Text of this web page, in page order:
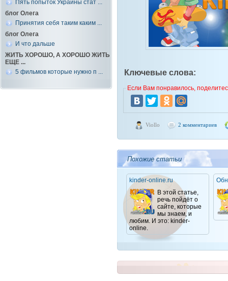
Пять попыток Украины стат ...
блог Олега
Принятия себя таким каким ...
блог Олега
И что дальше
ЖИТЬ ХОРОШО, А ХОРОШО ЖИТЬ
ЕЩЕ ...
5 фильмов которые нужно п ...
Ключевые слова:
Если Вам понравилось,
Viollo 2 комментариев
Похожие статьи
kinder-online.ru
В этой статье,
речь пойдёт о
сайте, которые
мы знаем, и
любим. И это: kinder-
online.